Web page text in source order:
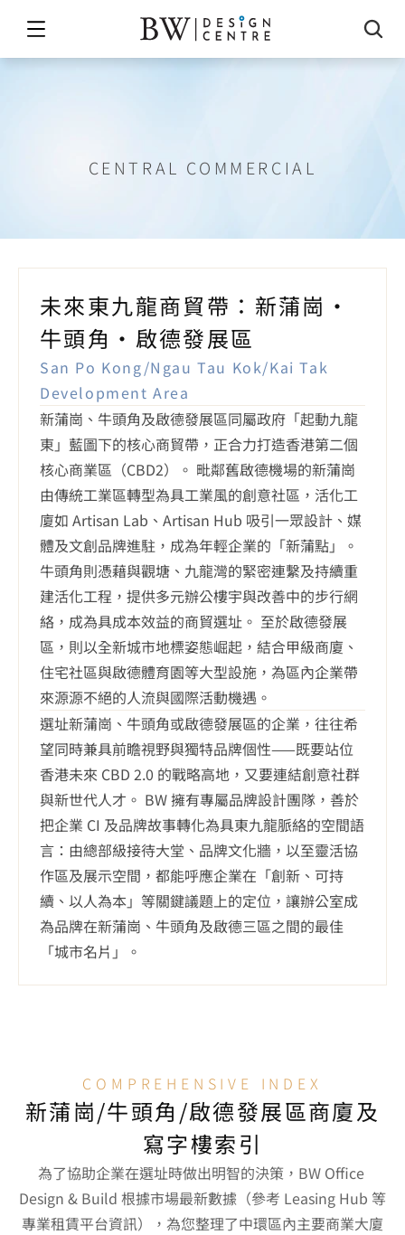
CENTRAL COMMERCIAL
未來東九龍商貿帶：新蒲崗・
牛頭角・啟德發展區
San Po Kong/Ngau Tau Kok/Kai Tak
Development Area
新蒲崗、牛頭角及啟德發展區同屬政府「起動九龍
東」藍圖下的核心商貿帶，正合力打造香港第二個
核心商業區（CBD2）。 毗鄰舊啟德機場的新蒲崗
由傳統工業區轉型為具工業風的創意社區，活化工
廈如 Artisan Lab、Artisan Hub 吸引一眾設計、媒
體及文創品牌進駐，成為年輕企業的「新蒲點」。
牛頭角則憑藉與觀塘、九龍灣的緊密連繫及持續重
建活化工程，提供多元辦公樓宇與改善中的步行網
絡，成為具成本效益的商貿選址。 至於啟德發展
區，則以全新城市地標姿態崛起，結合甲級商廈、
住宅社區與啟德體育園等大型設施，為區內企業帶
來源源不絕的人流與國際活動機遇。
選址新蒲崗、牛頭角或啟德發展區的企業，往往希
望同時兼具前瞻視野與獨特品牌個性——既要站位
香港未來 CBD 2.0 的戰略高地，又要連結創意社群
與新世代人才。 BW 擁有專屬品牌設計團隊，善於
把企業 CI 及品牌故事轉化為具東九龍脈絡的空間語
言：由總部級接待大堂、品牌文化牆，以至靈活協
作區及展示空間，都能呼應企業在「創新、可持
續、以人為本」等關鍵議題上的定位，讓辦公室成
為品牌在新蒲崗、牛頭角及啟德三區之間的最佳
「城市名片」。
COMPREHENSIVE INDEX
新蒲崗/牛頭角/啟德發展區商廈及
寫字樓索引
為了協助企業在選址時做出明智的決策，BW Office
Design & Build 根據市場最新數據（參考 Leasing Hub 等
專業租賃平台資訊），為您整理了中環區內主要商業大廈